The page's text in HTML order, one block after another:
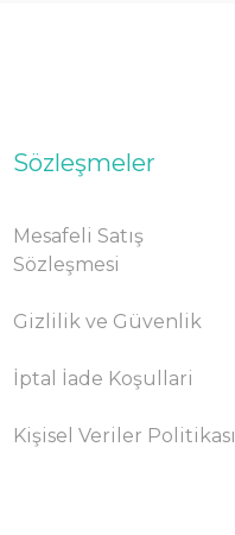
Sözleşmeler
Mesafeli Satış
Sözleşmesi
Gizlilik ve Güvenlik
İptal İade Koşullari
Kişisel Veriler Politikası